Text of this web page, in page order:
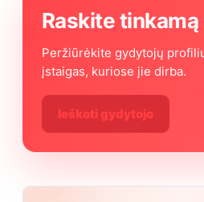
Raskite
Peržiūrėkite gydytojų
įstaigas, kuriose jie dirba.
Ieškoti gydytojo